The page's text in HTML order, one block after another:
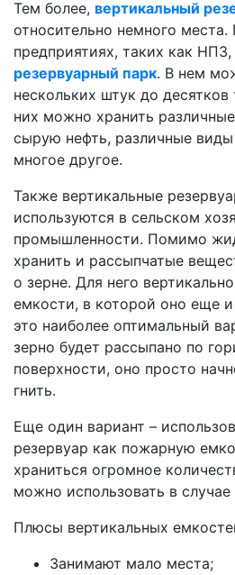
Тем более, вертикальный
относительно немного
предприятиях, таких как
резервуарный парк. В нем
нескольких штук до
них можно хранить
сырую нефть, различные
многое другое.
Также вертикальные
используются в сельском
промышленности. Помимо
хранить и рассыпчатые
о зерне. Для него
емкости, в которой оно еще
это наиболее оптимальный
зерно будет рассыпано по
поверхности, оно просто
гнить.
Еще один вариант –
резервуар как пожарную
храниться огромное
можно использовать в
Плюсы вертикальных
Занимают мало места;